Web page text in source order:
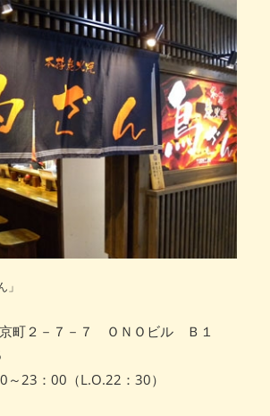
町２－７－７ ＯＮＯビル Ｂ１
23：00（L.O.22：30）